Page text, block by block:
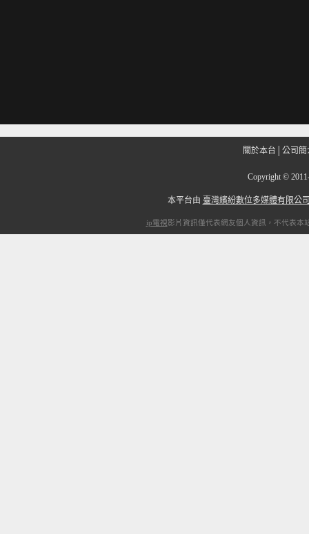
關於本台 公司簡
Copyright ©
本平台由 臺灣繽紛數位多媒體有限公
ip電視影片資訊僅代表網友個人資訊，不代表本